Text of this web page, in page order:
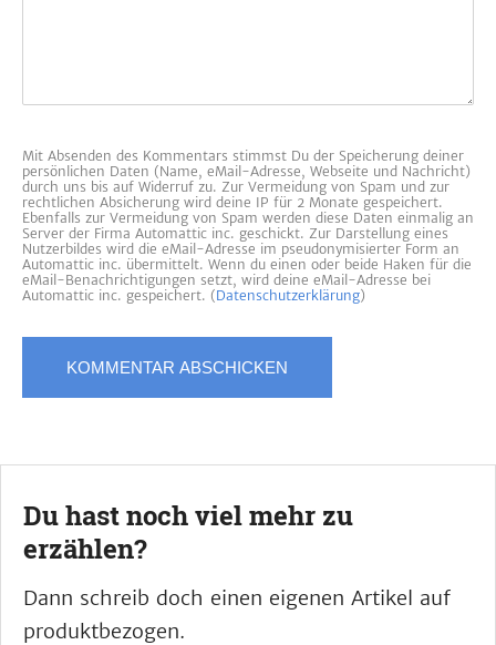
Mit Absenden des Kommentars stimmst Du der Speicherung deiner
persönlichen Daten (Name, eMail-Adresse, Webseite und Nachricht)
durch uns bis auf Widerruf zu. Zur Vermeidung von Spam und zur
rechtlichen Absicherung wird deine IP für 2 Monate gespeichert.
Ebenfalls zur Vermeidung von Spam werden diese Daten einmalig an
Server der Firma Automattic inc. geschickt. Zur Darstellung eines
Nutzerbildes wird die eMail-Adresse im pseudonymisierter Form an
Automattic inc. übermittelt. Wenn du einen oder beide Haken für die
eMail-Benachrichtigungen setzt, wird deine eMail-Adresse bei
Automattic inc. gespeichert. (Datenschutzerklärung)
Du hast noch viel mehr zu
erzählen?
Dann schreib doch einen eigenen Artikel auf
produktbezogen.